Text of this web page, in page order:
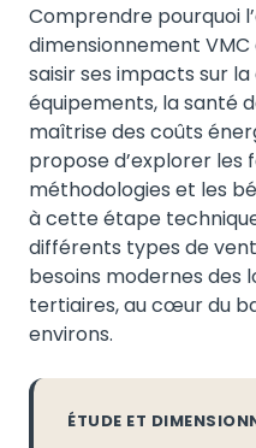
Comprendre pourquoi
dimensionnement
saisir ses impacts sur
équipements, la santé
maîtrise des coûts
propose d’explorer les
méthodologies et les
à cette étape
différents types de
besoins modernes
tertiaires, au cœur du
environs.
ÉTUDE ET